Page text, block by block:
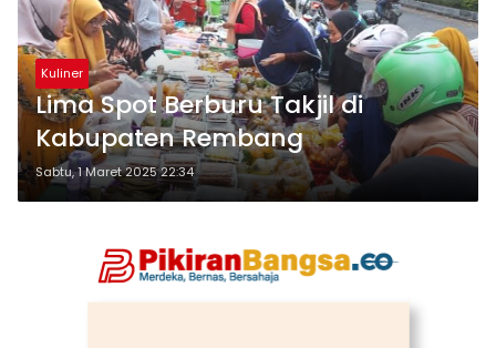
Kuliner
Lima Spot Berburu Takjil di
Kabupaten Rembang
Sabtu, 1 Maret 2025 22:34